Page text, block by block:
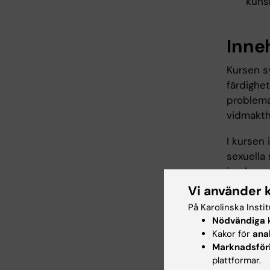
Kursen
I kursen
Kursen
Vi använder
På Karolinska
Nödvändiga
Kakor för
plattformar.